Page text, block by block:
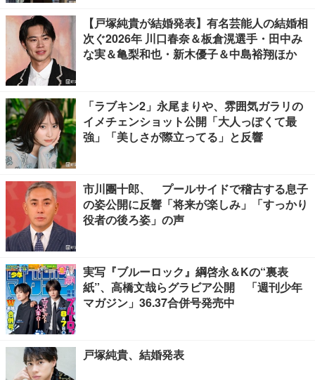
【戸塚純貴が結婚発表】有名芸能人の結婚相
次ぐ2026年 川口春奈＆板倉滉選手・田中み
な実＆亀梨和也・新木優子＆中島裕翔ほか
「ラブキン2」永尾まりや、雰囲気ガラリの
イメチェンショット公開「大人っぽくて最
強」「美しさが際立ってる」と反響
市川團十郎、 プールサイドで稽古する息子
の姿公開に反響「将来が楽しみ」「すっかり
役者の後ろ姿」の声
実写『ブルーロック』綱啓永＆Kの“裏表
紙”、高橋文哉らグラビア公開 「週刊少年
マガジン」36.37合併号発売中
戸塚純貴、結婚発表